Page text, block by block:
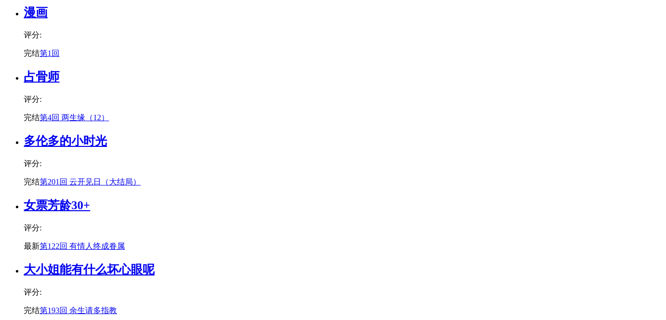
漫画
评分:
完结第1回
占骨师
评分:
完结第4回 两生缘（12）
多伦多的小时光
评分:
完结第201回 云开见日（大结局）
女票芳龄30+
评分:
最新第122回 有情人终成眷属
大小姐能有什么坏心眼呢
评分:
完结第193回 余生请多指教